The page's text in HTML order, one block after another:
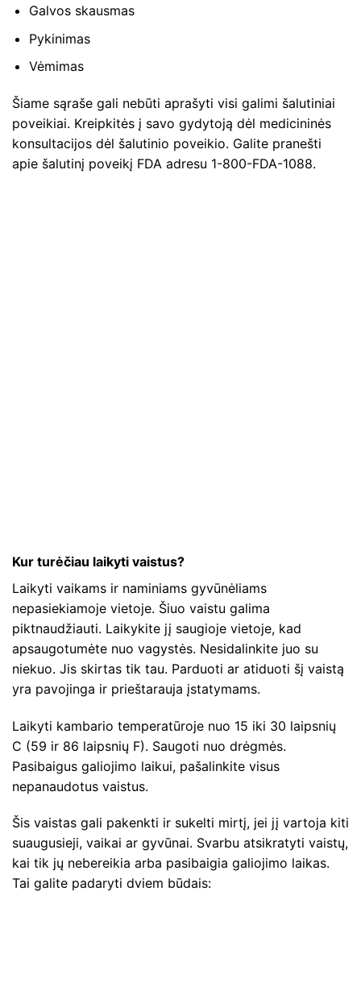
Galvos skausmas
Pykinimas
Vėmimas
Šiame sąraše gali nebūti aprašyti visi galimi šalutiniai
poveikiai. Kreipkitės į savo gydytoją dėl medicininės
konsultacijos dėl šalutinio poveikio. Galite pranešti
apie šalutinį poveikį FDA adresu 1-800-FDA-1088.
Kur turėčiau laikyti vaistus?
Laikyti vaikams ir naminiams gyvūnėliams
nepasiekiamoje vietoje. Šiuo vaistu galima
piktnaudžiauti. Laikykite jį saugioje vietoje, kad
apsaugotumėte nuo vagystės. Nesidalinkite juo su
niekuo. Jis skirtas tik tau. Parduoti ar atiduoti šį vaistą
yra pavojinga ir prieštarauja įstatymams.
Laikyti kambario temperatūroje nuo 15 iki 30 laipsnių
C (59 ir 86 laipsnių F). Saugoti nuo drėgmės.
Pasibaigus galiojimo laikui, pašalinkite visus
nepanaudotus vaistus.
Šis vaistas gali pakenkti ir sukelti mirtį, jei jį vartoja kiti
suaugusieji, vaikai ar gyvūnai. Svarbu atsikratyti vaistų,
kai tik jų nebereikia arba pasibaigia galiojimo laikas.
Tai galite padaryti dviem būdais: